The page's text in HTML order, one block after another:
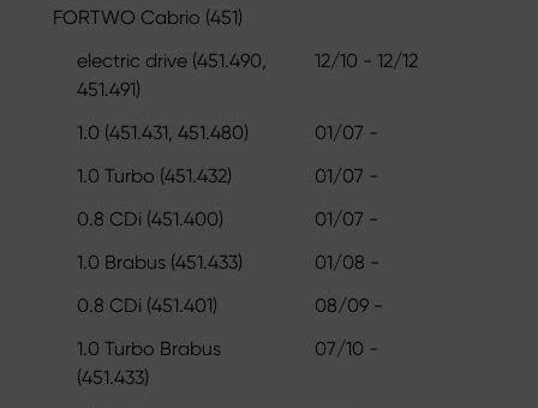
FORTWO Cabrio (451)
electric drive (451.490,
451.491)
12/10 - 12/12
1.0 (451.431, 451.480)
01/07 -
1.0 Turbo (451.432)
01/07 -
0.8 CDi (451.400)
01/07 -
1.0 Brabus (451.433)
01/08 -
0.8 CDi (451.401)
08/09 -
1.0 Turbo Brabus
(451.433)
07/10 -